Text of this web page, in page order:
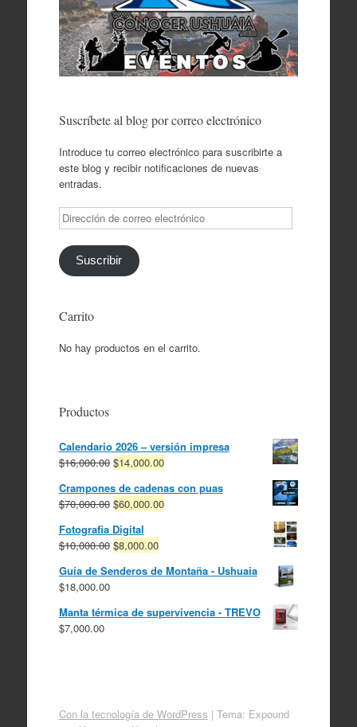
Suscríbete al blog por correo electrónico
Introduce tu correo electrónico para suscribirte a
este blog y recibir notificaciones de nuevas
entradas.
Dirección
de
correo
electrónico
Suscribir
Carrito
No hay productos en el carrito.
Productos
Calendario 2026 – versión impresa
$16,000.00 El
original
era:
$16,000.00.
$14,000.00El
actual
es:
Crampones de cadenas con puas
$70,000.00 El
original
era:
$70,000.00.
$60,000.00El
$60,000.00.
Fotografia Digital
$10,000.00 El
original
$10,000.00.
$8,000.00El
actual
$8,000.00.
Guía de Senderos de Montaña - Ushuaia
$18,000.00
Manta térmica de supervivencia - TREVO
$7,000.00
Con la tecnología de WordPress | Tema: Expound